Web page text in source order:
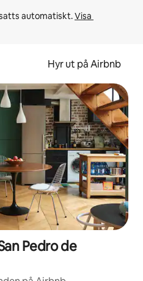
automatiskt. Visa
Hyr ut på Airbnb
Pedro de